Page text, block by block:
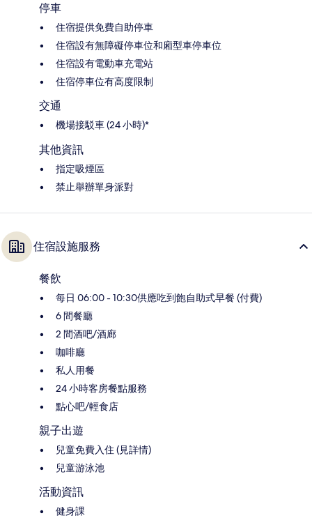
停車
住宿提供免費自助停車
住宿設有無障礙停車位和廂型車停車位
住宿設有電動車充電站
住宿停車位有高度限制
交通
機場接駁車 (24 小時)*
其他資訊
指定吸煙區
禁止舉辦單身派對
住宿設施服務
餐飲
每日 06:00 - 10:30供應吃到飽自助式早餐 (付費)
6 間餐廳
2 間酒吧/酒廊
咖啡廳
私人用餐
24 小時客房餐點服務
點心吧/輕食店
親子出遊
兒童免費入住 (見詳情)
兒童游泳池
活動資訊
健身課